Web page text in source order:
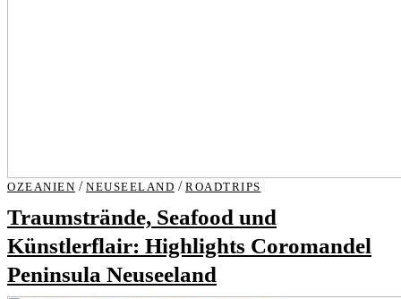
OZEANIEN / NEUSEELAND / ROADTRIPS
Traumstrände, Seafood und
Künstlerflair: Highlights Coromandel
Peninsula Neuseeland